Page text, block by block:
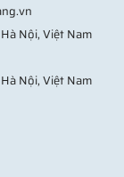
Nội, Việt Nam
Nội, Việt Nam